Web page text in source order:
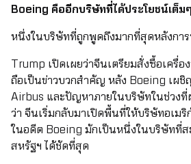
Boeing คืออีกบริษัทที่ได้ประโยชน์เต็มๆ
หนึ่งในบริษัทที่ถูกพูดถึงมากที่สุดหลังกา
Trump เปิดเผยว่าจีนเตรียมสั่งซื้อเครื่
ถือเป็นข่าวบวกสำคัญ หลัง Boeing เผ
Airbus และปัญหาภายในบริษัทในช่ว
ว่า จีนเริ่มกลับมาเปิดพื้นที่ให้บริษัทอเม
ในอดีต Boeing มักเป็นหนึ่งในบริษัทที่
สหรัฐฯ ได้ชัดที่สุด